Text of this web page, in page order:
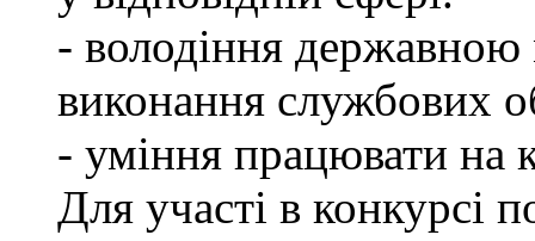
- володіння державною
виконання службових
- уміння працювати на
Для участі в конкурсі